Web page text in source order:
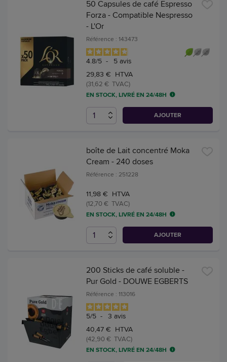
50 Capsules de café Espresso
Forza - Compatible Nespresso
- L'Or
Référence : 143473
4.8/5 - 5 avis
29,83 € HTVA
(31,62 € TVAC)
EN STOCK, LIVRÉ EN 24/48H
AJOUTER
boîte de Lait concentré Moka
Cream - 240 doses
Référence : 251228
11,98 € HTVA
(12,70 € TVAC)
EN STOCK, LIVRÉ EN 24/48H
AJOUTER
200 Sticks de café soluble -
Pur Gold - DOUWE EGBERTS
Référence : 113016
5/5 - 3 avis
40,47 € HTVA
(42,90 € TVAC)
EN STOCK, LIVRÉ EN 24/48H